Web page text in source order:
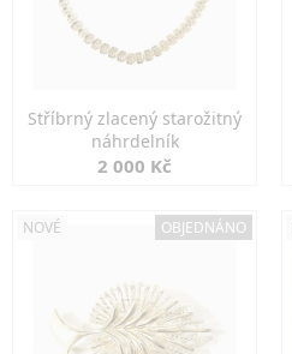
Stříbrný zlacený starožitný
náhrdelník
2 000 Kč
NOVÉ OBJEDNÁNO